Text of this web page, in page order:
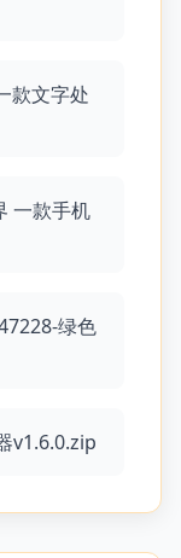
款文字处
一款手机
绿色
v1.6.0.zip